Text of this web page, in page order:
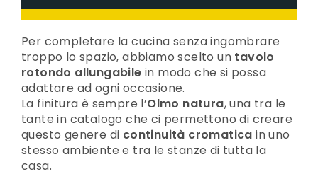
Per completare la cucina senza ingombrare
troppo lo spazio, abbiamo scelto un tavolo
rotondo allungabile in modo che si possa
adattare ad ogni occasione.
La finitura è sempre l’Olmo natura, una tra le
tante in catalogo che ci permettono di creare
questo genere di continuità cromatica in uno
stesso ambiente e tra le stanze di tutta la
casa.